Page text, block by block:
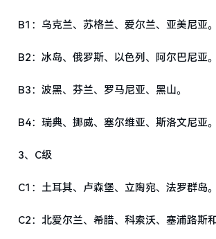
B1：乌克兰、苏格兰、爱尔兰、亚美尼亚。
B2：冰岛、俄罗斯、以色列、阿尔巴尼亚。
B3：波黑、芬兰、罗马尼亚、黑山。
B4：瑞典、挪威、塞尔维亚、斯洛文尼亚。
3、C级
C1：土耳其、卢森堡、立陶宛、法罗群岛。
C2：北爱尔兰、希腊、科索沃、塞浦路斯